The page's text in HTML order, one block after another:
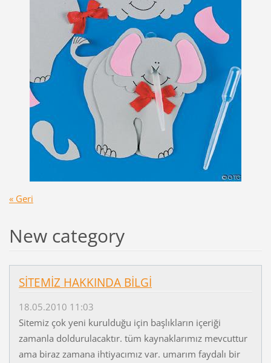
« Geri
New category
SİTEMİZ HAKKINDA BİLGİ
18.05.2010 11:03
Sitemiz çok yeni kurulduğu için başlıkların içeriği
zamanla doldurulacaktır. tüm kaynaklarımız mevcuttur
ama biraz zamana ihtiyacımız var. umarım faydalı bir